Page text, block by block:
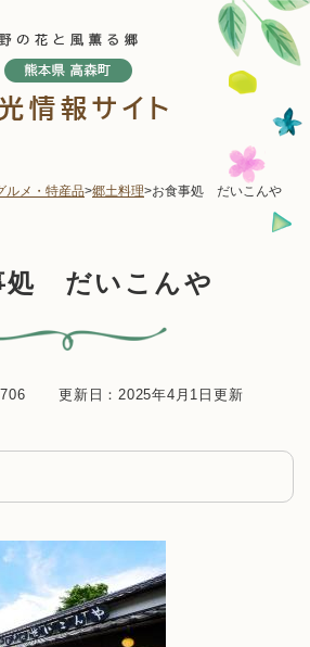
ルメ・特産品>郷土料理>お食事処 だいこんや
処 だいこんや
更新日：2025年4月1日更新